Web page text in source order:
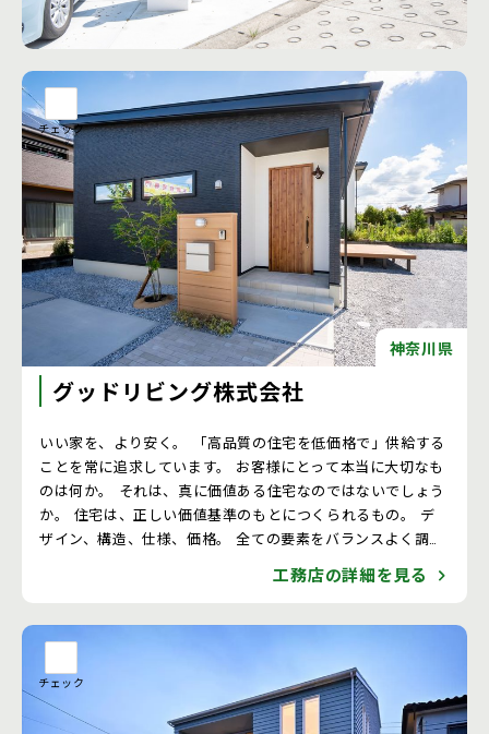
工務店の詳細を見る
チェック
神奈川県
グッドリビング株式会社
いい家を、より安く。 「高品質の住宅を低価格で」供給する
ことを常に追求しています。 お客様にとって本当に大切なも
のは何か。 それは、真に価値ある住宅なのではないでしょう
か。 住宅は、正しい価値基準のもとにつくられるもの。 デ
ザイン、構造、仕様、価格。 全ての要素をバランスよく調和
させ、暮らす家族の笑顔があふれ出る。 永く、永く。それが
工務店の詳細を見る
チェック